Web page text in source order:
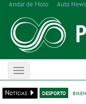
Andar de Moto Auto News
Toggle
navigation
Notícias
desporto